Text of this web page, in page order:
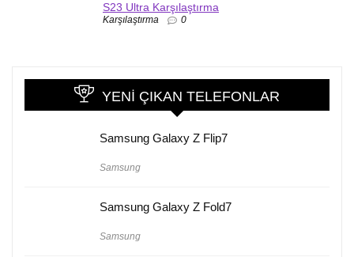
S23 Ultra Karşılaştırma
Karşılaştırma 0
YENI ÇIKAN TELEFONLAR
Samsung Galaxy Z Flip7
Samsung
Samsung Galaxy Z Fold7
Samsung